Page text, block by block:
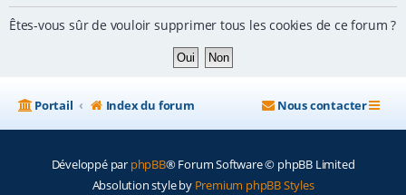
Êtes-vous sûr de vouloir supprimer tous les cookies de ce forum ?
Portail Index du forum Nous contacter
Développé par phpBB® Forum Software © phpBB Limited
Absolution style by Premium phpBB Styles